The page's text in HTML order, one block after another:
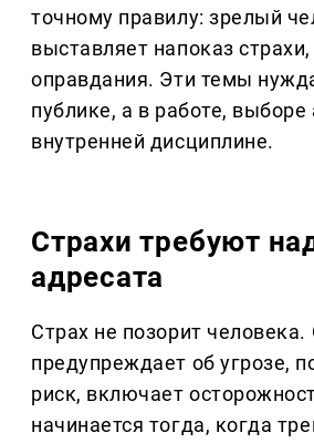
точному правилу: зрелый
выставляет напоказ
оправдания. Эти темы
публике, а в работе, выборе
внутренней дисциплине.
Страхи требуют
адресата
Страх не позорит человека.
предупреждает об угрозе,
риск, включает
начинается тогда, когда